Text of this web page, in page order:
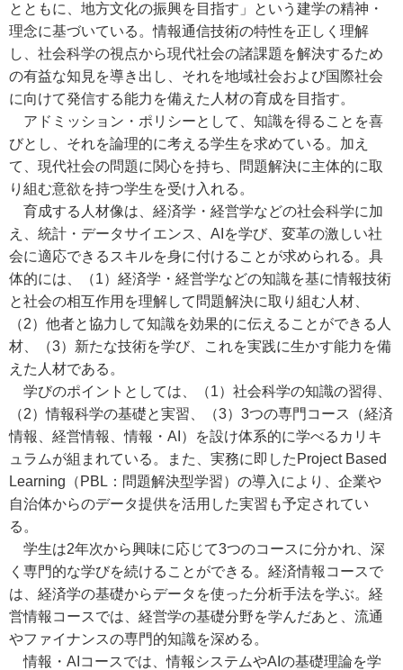
とともに、地方文化の振興を目指す」という建学の精神・
理念に基づいている。情報通信技術の特性を正しく理解
し、社会科学の視点から現代社会の諸課題を解決するため
の有益な知見を導き出し、それを地域社会および国際社会
に向けて発信する能力を備えた人材の育成を目指す。
アドミッション・ポリシーとして、知識を得ることを喜
びとし、それを論理的に考える学生を求めている。加え
て、現代社会の問題に関心を持ち、問題解決に主体的に取
り組む意欲を持つ学生を受け入れる。
育成する人材像は、経済学・経営学などの社会科学に加
え、統計・データサイエンス、AIを学び、変革の激しい社
会に適応できるスキルを身に付けることが求められる。具
体的には、（1）経済学・経営学などの知識を基に情報技術
と社会の相互作用を理解して問題解決に取り組む人材、
（2）他者と協力して知識を効果的に伝えることができる人
材、（3）新たな技術を学び、これを実践に生かす能力を備
えた人材である。
学びのポイントとしては、（1）社会科学の知識の習得、
（2）情報科学の基礎と実習、（3）3つの専門コース（経済
情報、経営情報、情報・AI）を設け体系的に学べるカリキ
ュラムが組まれている。また、実務に即したProject Based
Learning（PBL：問題解決型学習）の導入により、企業や
自治体からのデータ提供を活用した実習も予定されてい
る。
学生は2年次から興味に応じて3つのコースに分かれ、深
く専門的な学びを続けることができる。経済情報コースで
は、経済学の基礎からデータを使った分析手法を学ぶ。経
営情報コースでは、経営学の基礎分野を学んだあと、流通
やファイナンスの専門的知識を深める。
情報・AIコースでは、情報システムやAIの基礎理論を学